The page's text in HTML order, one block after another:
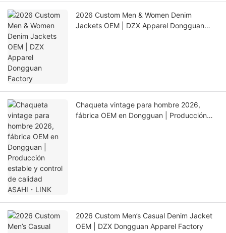
2026 Custom Men & Women Denim
Jackets OEM | DZX Apparel Dongguan
Chaqueta vintage para hombre 2026,
fábrica OEM en Dongguan | Producción
2026 Custom Men’s Casual Denim Jacket
OEM | DZX Dongguan Apparel Factory